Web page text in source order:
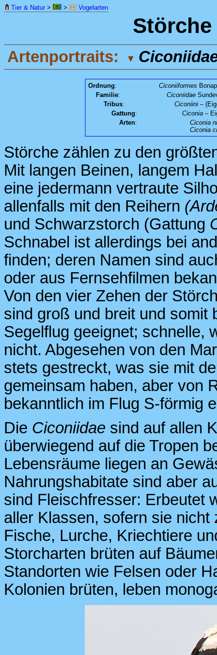
Tier & Natur > > Vogelarten
Artenportraits:
Ordnung: Ciconiiformes
Familie: Ciconiidae
Tribus: Ciconiini –
Gattung: Ciconia –
Arten:
Ciconia
Ciconia
Störche zählen zu den
Mit langen Beinen, langem
eine jedermann vertraute
allenfalls mit den Reihern
und Schwarzstorch (Gattung
Schnabel ist allerdings bei
finden; deren Namen sind
oder aus Fernsehfilmen
Von den vier Zehen der
sind groß und breit und somit
Segelflug geeignet; schnelle,
nicht. Abgesehen von den
stets gestreckt, was sie mit
gemeinsam haben, aber von
bekanntlich im Flug S-förmig
Die Ciconiidae sind auf allen
überwiegend auf die Tropen
Lebensräume liegen an
Nahrungshabitate sind aber
sind Fleischfresser: Erbeutet
aller Klassen, sofern sie
Fische, Lurche, Kriechtiere
Storcharten brüten auf
Standorten wie Felsen oder
Kolonien brüten, leben